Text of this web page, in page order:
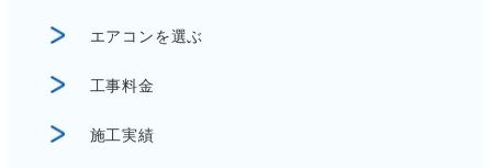
エアコンを選ぶ
工事料金
施工実績